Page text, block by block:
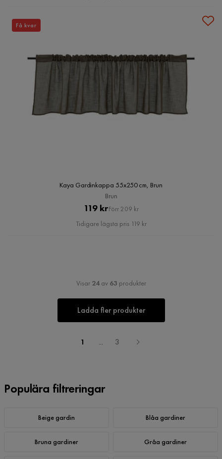
Kaya Gardinkappa 55x250 cm, Brun
Brun
Pris
119 krOriginal
Pris
Förr 209 kr
Tidigare lägsta pris 119 kr
Få kvar
Visar 24av 63 produkter
Ladda fler produkter
1 ... 3
Populära filtreringar
Beige gardin Blåa gardiner
Bruna gardiner Gråa gardiner